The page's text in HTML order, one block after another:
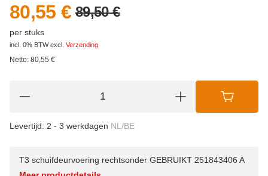
80,55 € 89,50 €
per stuks
incl. 0% BTWexcl. Verzending
Netto: 80,55 €
Levertijd: 2 - 3 werkdagen NL/BE
T3 schuifdeurvoering rechtsonder GEBRUIKT 251843406 A